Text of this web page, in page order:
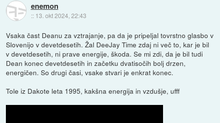
enemon
:: 13. okt 2024, 22:43
Vsaka čast Deanu za vztrajanje, pa da je pripeljal tovrstno glasbo v
Slovenijo v devetdesetih. Žal DeeJay Time zdaj ni več to, kar je bil
v devetdesetih, ni prave energije, škoda. Se mi zdi, da je bil tudi
Dean konec devetdesetih in začetku dvatisočih bolj drzen,
energičen. So drugi časi, vsake stvari je enkrat konec.
Tole iz Dakote leta 1995, kakšna energija in vzdušje, ufff